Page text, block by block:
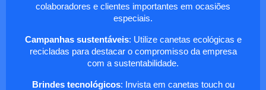
colaboradores e clientes importantes em ocasiões
especiais.
Campanhas sustentáveis: Utilize canetas ecológicas e
recicladas para destacar o compromisso da empresa
com a sustentabilidade.
Brindes tecnológicos: Invista em canetas touch ou